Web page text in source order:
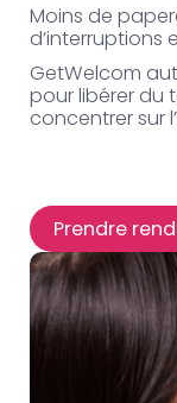
Moins de
d’interruptions
GetWelcom
pour libérer du
concentrer sur
Prendre